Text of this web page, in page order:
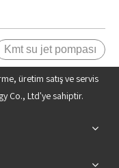
Kmt su jet pompası
üretim satış ve servis
Co., Ltd'ye sahiptir.